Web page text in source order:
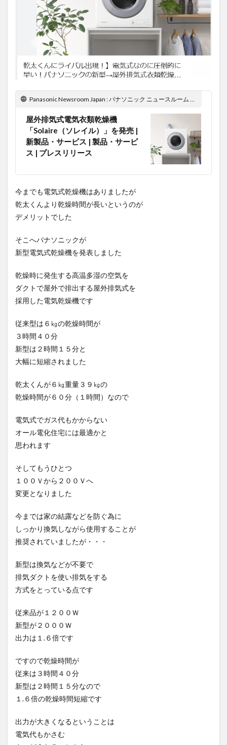
Panasonic Newsroom Japan : パナソニック ニュースルーム ジャパン
屋外排気式電気衣類乾燥機
「Solaire（ソレイル）」を発売 |
新製品・サービス | 製品・サービ
ス | プレスリリース
今までも電気式乾燥機はありましたが
乾太くんより乾燥時間が長いというのが
デメリットでした
そこへパナソニックが
新型電気式乾燥機を発表しました
乾燥時に発生する高温多湿の空気を
ダクトで屋外で排出する屋外排気式を
採用した電気乾燥機です
従来型は６㎏の乾燥時間が
３時間４０分
新型は２時間１５分と
大幅に短縮されました
乾太くんが６㎏重量３９㎏の
乾燥時間が６０分（１時間）なので
電気式でガス代もかからない
オール電化住宅には最適かと
思われます
そしてもうひとつ
１００Ｖから２００Ｖへ
変更となりました
今までは家の結露などを防ぐ為に
しっかり換気しながら使用することが
推奨されていましたが・・・
新型は換気などが不要で
排気ダクトを使い排気をする
方式をとっている点です
従来品が１２００Ｗ
新型が２０００Ｗ
出力は１.６倍です
ですので乾燥時間が
従来は３時間４０分
新型は２時間１５分なので
１.６倍の乾燥時間短縮です
出力が大きくなるということは
電気代もかさむ